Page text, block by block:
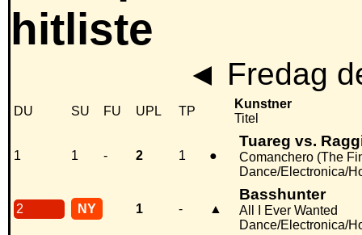
◄ Fredag
DU SU FU UPL TP
Kunstner
Titel
1 1 - 2 1 ●
Tuareg vs.
Comanchero (The
Dance/Electronica/
2 NY 1 - ▲
Basshunter
All I Ever Wanted
Dance/Electronica/